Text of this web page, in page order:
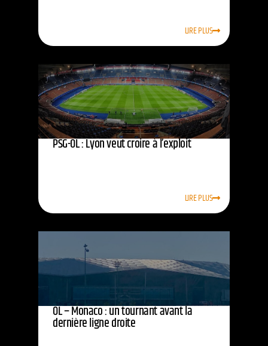
LIRE PLUS
PSG-OL : Lyon veut croire à l’exploit
LIRE PLUS
OL – Monaco : un tournant avant la
dernière ligne droite